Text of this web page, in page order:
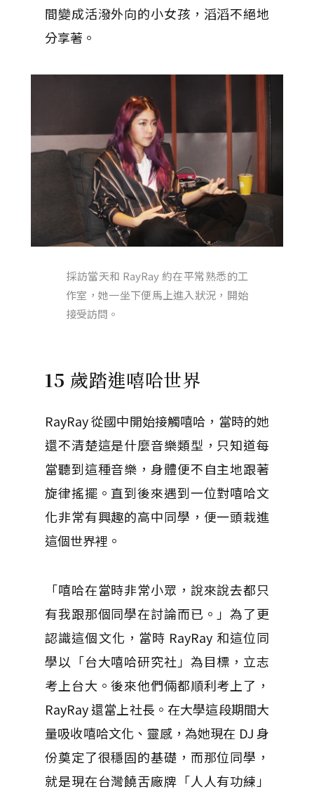
間變成活潑外向的小女孩，滔滔不絕地
分享著。
採訪當天和 RayRay 約在平常熟悉的工
作室，她一坐下便馬上進入狀況，開始
接受訪問。
15 歲踏進嘻哈世界
RayRay 從國中開始接觸嘻哈，當時的她
還不清楚這是什麼音樂類型，只知道每
當聽到這種音樂，身體便不自主地跟著
旋律搖擺。直到後來遇到一位對嘻哈文
化非常有興趣的高中同學，便一頭栽進
這個世界裡。
「嘻哈在當時非常小眾，說來說去都只
有我跟那個同學在討論而已。」為了更
認識這個文化，當時 RayRay 和這位同
學以「台大嘻哈研究社」為目標，立志
考上台大。後來他們倆都順利考上了，
RayRay 還當上社長。在大學這段期間大
量吸收嘻哈文化、靈感，為她現在 DJ 身
份奠定了很穩固的基礎，而那位同學，
就是現在台灣饒舌廠牌「人人有功練」